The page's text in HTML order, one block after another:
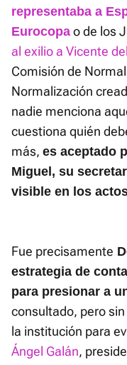
representaba a
Eurocopa o de los
al exilio a Vicente
Comisión de
Normalización
nadie menciona
cuestiona quién
más, es aceptado
Miguel, su
visible en los
Fue precisamente
estrategia de
para presionar a
consultado, pero
la institución para
Ángel Galán,